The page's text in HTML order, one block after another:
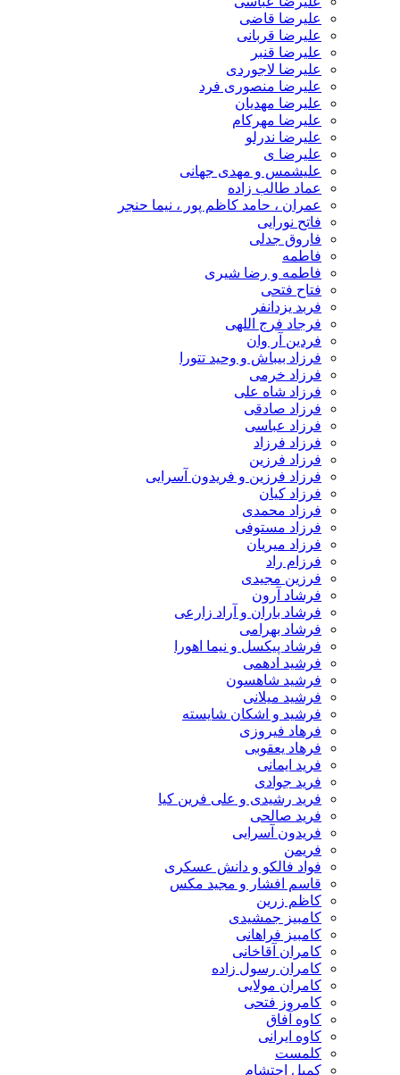
علیرضا قاضی
علیرضا قربانی
علیرضا قنبر
علیرضا لاجوردی
علیرضا منصوری فرد
علیرضا مهدیان
علیرضا مهرکام
علیرضا ندرلو
علیرضا ی
علیشمس و مهدی جهانی
عماد طالب زاده
عمران ، حامد کاظم پور ، نیما حنجر
فاتح نورایی
فاروق جدلی
فاطمه
فاطمه و رضا شیری
فتاح فتحی
فربد یزدانفر
فرجاد فرج اللهی
فردین آر وان
فرزاد بیباش و وحید تتورا
فرزاد خرمی
فرزاد شاه علی
فرزاد صادقی
فرزاد عباسی
فرزاد فرزاد
فرزاد فرزین
فرزاد فرزین و فریدون آسرایی
فرزاد کیان
فرزاد محمدی
فرزاد مستوفی
فرزاد میریان
فرزام راد
فرزین مجیدی
فرشاد آرون
فرشاد باران و آراد زارعی
فرشاد بهرامی
فرشاد پیکسل و نیما اهورا
فرشید ادهمی
فرشید شاهسون
فرشید میلانی
فرشید و اشکان شایسته
فرهاد فیروزی
فرهاد یعقوبی
فرید ایمانی
فرید جوادی
فرید رشیدی و علی فرین کیا
فرید صالحی
فریدون آسرایی
فریمن
فواد فالکو و دانش عسکری
قاسم افشار و مجید مکس
کاظم زرین
کامبیز جمشیدی
کامبیز فراهانی
کامران آقاخانی
کامران رسول زاده
کامران مولایی
کامروز فتحی
کاوه آفاق
کاوه ایرانی
کلمست
کمیل احتشام